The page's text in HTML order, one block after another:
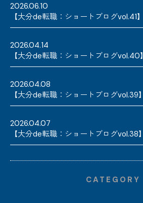
2026.06.10
【大分de転職：ショートブログvol.41】
2026.04.14
【大分de転職：ショートブログvol.40】
2026.04.08
【大分de転職：ショートブログvol.39】
2026.04.07
【大分de転職：ショートブログvol.38】
CATEGORY